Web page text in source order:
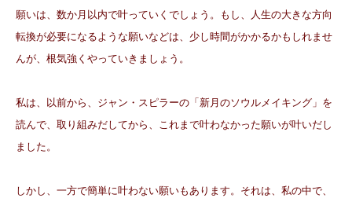
願いは、数か月以内で叶っていくでしょう。もし、人生の大きな方向
転換が必要になるような願いなどは、少し時間がかかるかもしれませ
んが、根気強くやっていきましょう。
私は、以前から、ジャン・スピラーの「新月のソウルメイキング」を
読んで、取り組みだしてから、これまで叶わなかった願いが叶いだし
ました。
しかし、一方で簡単に叶わない願いもあります。それは、私の中で、